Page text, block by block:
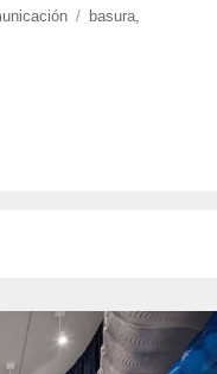
Etiquetas
basura,